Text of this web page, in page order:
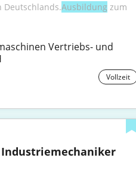
Deutschlands.Ausbildung zum
Vertriebs- und
Vollzeit
Industriemechaniker